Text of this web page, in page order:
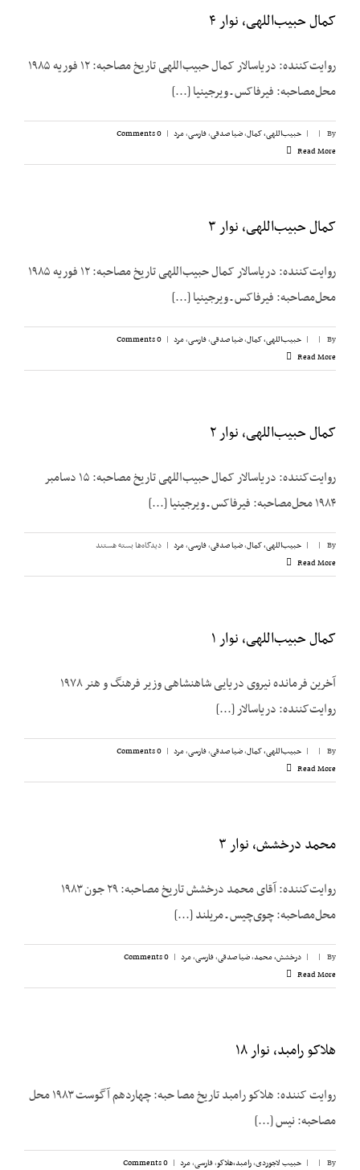
کمال حبیب‌اللهی، نوار ۴
روایت‌کننده: دریاسالار کمال حبیب‌اللهی تاریخ مصاحبه: ۱۲ فوریه ۱۹۸۵
محل‌مصاحبه: فیرفاکس ـ ویرجینیا [...]
By
|
| حبیب‌اللهی، کمال,ضیا صدقی,فارسی,مرد |
0 Comments
Read More
کمال حبیب‌اللهی، نوار ۳
روایت‌کننده: دریاسالار کمال حبیب‌اللهی تاریخ مصاحبه: ۱۲ فوریه ۱۹۸۵
محل‌مصاحبه: فیرفاکس ـ ویرجینیا [...]
By
|
| حبیب‌اللهی، کمال,ضیا صدقی,فارسی,مرد |
0 Comments
Read More
کمال حبیب‌اللهی، نوار ۲
روایت‌کننده: دریاسالار کمال حبیب‌اللهی تاریخ مصاحبه: ۱۵ دسامبر
۱۹۸۴ محل‌مصاحبه: فیرفاکس ـ ویرجینیا [...]
By
|
| حبیب‌اللهی، کمال,ضیا صدقی,فارسی,مرد | دیدگاه‌هابرای
حبیب‌اللهی،
بسته هستند
Read More
کمال حبیب‌اللهی، نوار ۱
روایت‌کننده: دریاسالار [...]
By
|
| حبیب‌اللهی، کمال,ضیا صدقی,فارسی,مرد |
0 Comments
Read More
محمد درخشش، نوار ۳
روایت‌کننده: آقای محمد درخشش تاریخ مصاحبه: ۲۹ جون ۱۹۸۳
محل‌مصاحبه: چوی‌چیس ـ مریلند [...]
By
|
| درخشش،‌ محمد,ضیا صدقی,فارسی,مرد |
0 Comments
Read More
هلاکو رامبد، نوار ۱۸
روایت کننده: هلاكو رامبد تاریخ مصا حبه: چهاردهم آگوست ۱۹۸۳ محل
مصاحبه: نیس [...]
By
|
| حبیب لاجوردی,رامبد،‌هلاکو,فارسی,مرد |
0 Comments